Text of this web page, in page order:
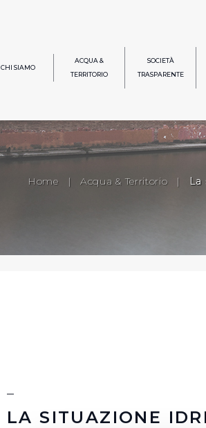
CHI SIAMO
ACQUA &
TERRITORIO
SOCIETÀ
TRASPARENTE
Home | Acqua & Territorio |
LA SITUAZIONE